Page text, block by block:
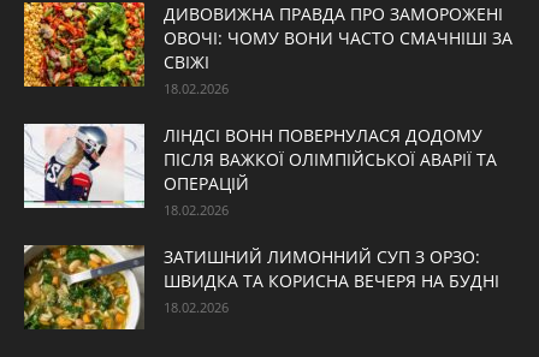
ДИВОВИЖНА ПРАВДА ПРО ЗАМОРОЖЕНІ
ОВОЧІ: ЧОМУ ВОНИ ЧАСТО СМАЧНІШІ ЗА
СВІЖІ
18.02.2026
ЛІНДСІ ВОНН ПОВЕРНУЛАСЯ ДОДОМУ
ПІСЛЯ ВАЖКОЇ ОЛІМПІЙСЬКОЇ АВАРІЇ ТА
ОПЕРАЦІЙ
18.02.2026
ЗАТИШНИЙ ЛИМОННИЙ СУП З ОРЗО:
ШВИДКА ТА КОРИСНА ВЕЧЕРЯ НА БУДНІ
18.02.2026